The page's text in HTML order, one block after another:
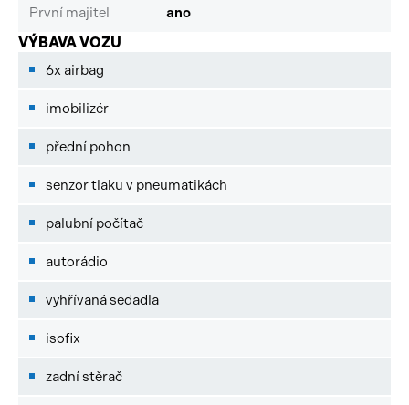
První majitel ano
VÝBAVA VOZU
6x airbag
imobilizér
přední pohon
senzor tlaku v pneumatikách
palubní počítač
autorádio
vyhřívaná sedadla
isofix
zadní stěrač